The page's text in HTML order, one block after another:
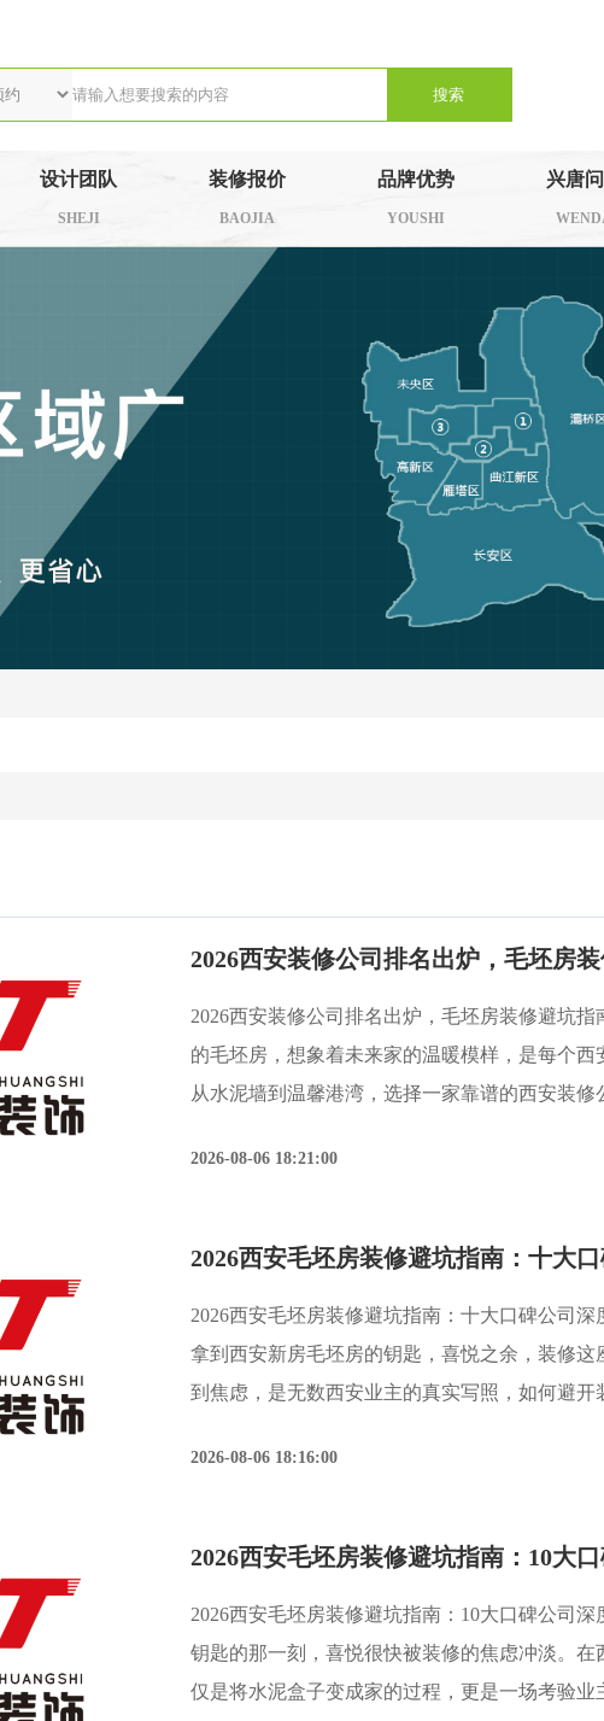
搜索
设计团队
SHEJI
装修报价
BAOJIA
品牌优势
YOUSHI
兴唐
2026西安装修公司排名出炉，毛坯房装修避坑
的毛坯房，想象着未来家的温暖模样，是每个西
从水泥墙到温馨港湾，选择一家靠谱的西安装修
2026-08-06 18:21:00
2026西安毛坯房装修避坑指南：十大口碑公司
拿到西安新房毛坯房的钥匙，喜悦之余，装修
到焦虑，是无数西安业主的真实写照，如何避
2026-08-06 18:16:00
2026西安毛坯房装修避坑指南：10大口碑公司
钥匙的那一刻，喜悦很快被装修的焦虑冲淡。
仅是将水泥盒子变成家的过程，更是一场考验